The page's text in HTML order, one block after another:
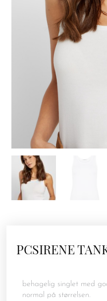
PCSIRENE
behagelig singlet med
normal på størrelsen.